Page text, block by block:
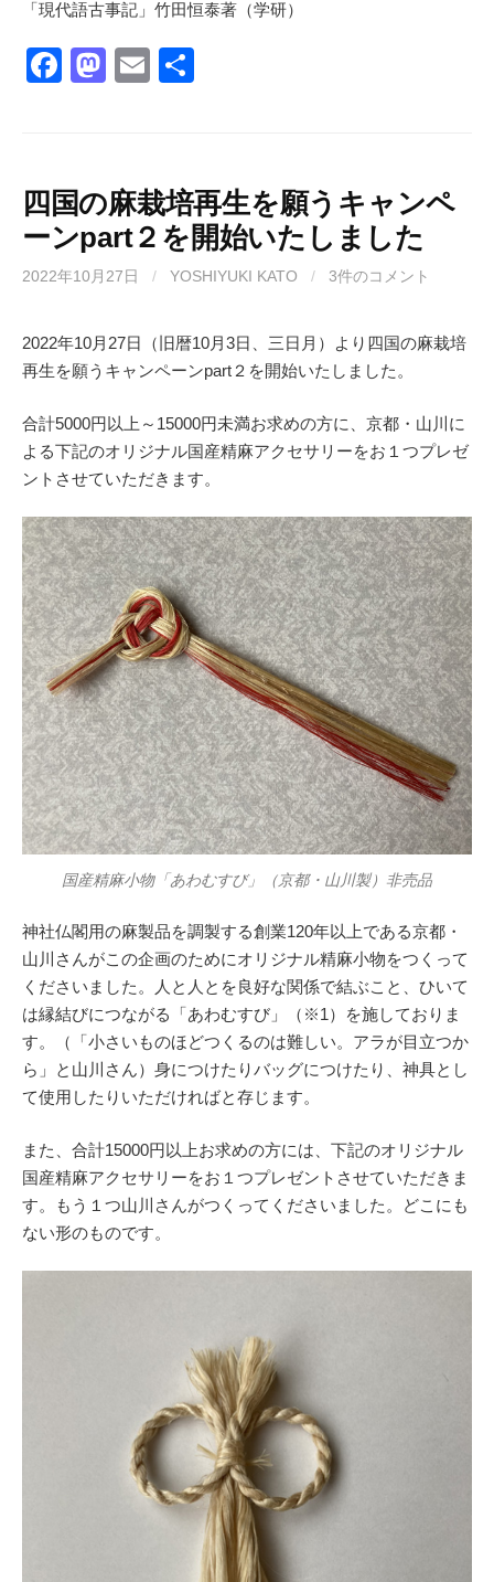
「現代語古事記」竹田恒泰著（学研）
F
b
o
o
M
d
o
n
E
四国の麻栽培再生を願うキャンペ
ーンpart２を開始いたしました
2022年10月27日 / YOSHIYUKI KATO / 3件のコメント
2022年10月27日（旧暦10月3日、三日月）より四国の麻栽培
再生を願うキャンペーンpart２を開始いたしました。
合計5000円以上～15000円未満お求めの方に、京都・山川に
よる下記のオリジナル国産精麻アクセサリーをお１つプレゼ
ントさせていただきます。
国産精麻小物「あわむすび」（京都・山川製）非売品
神社仏閣用の麻製品を調製する創業120年以上である京都・
山川さんがこの企画のためにオリジナル精麻小物をつくって
くださいました。人と人とを良好な関係で結ぶこと、ひいて
は縁結びにつながる「あわむすび」（※1）を施しておりま
す。（「小さいものほどつくるのは難しい。アラが目立つか
ら」と山川さん）身につけたりバッグにつけたり、神具とし
て使用したりいただければと存じます。
また、合計15000円以上お求めの方には、下記のオリジナル
国産精麻アクセサリーをお１つプレゼントさせていただきま
す。もう１つ山川さんがつくってくださいました。どこにも
ない形のものです。